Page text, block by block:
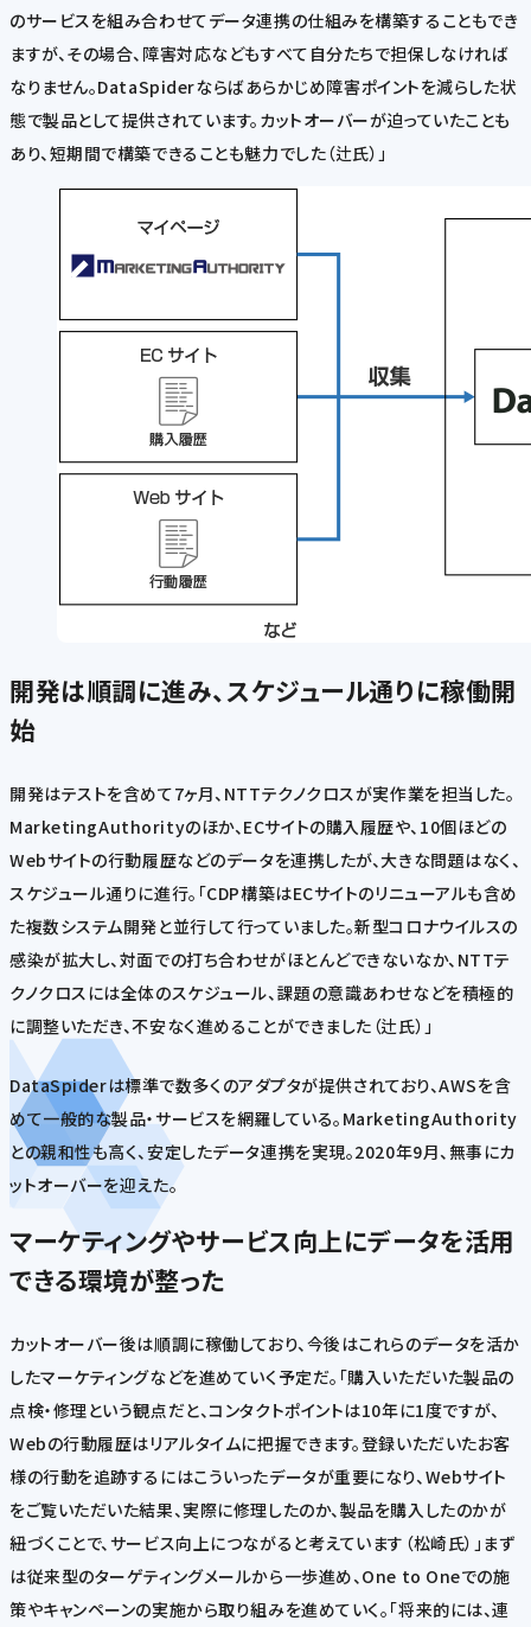
のサービスを組み合わせてデータ連携の仕組みを構築することもでき
ますが、その場合、障害対応などもすべて自分たちで担保しなければ
なりません。DataSpiderならばあらかじめ障害ポイントを減らした状
態で製品として提供されています。カットオーバーが迫っていたことも
あり、短期間で構築できることも魅力でした（辻氏）」
開発は順調に進み、スケジュール通りに稼働開
始
開発はテストを含めて7ヶ月、NTTテクノクロスが実作業を担当した。
MarketingAuthorityのほか、ECサイトの購入履歴や、10個ほどの
Webサイトの行動履歴などのデータを連携したが、大きな問題はなく、
スケジュール通りに進行。「CDP構築はECサイトのリニューアルも含め
た複数システム開発と並行して行っていました。新型コロナウイルスの
感染が拡大し、対面での打ち合わせがほとんどできないなか、NTTテ
クノクロスには全体のスケジュール、課題の意識あわせなどを積極的
に調整いただき、不安なく進めることができました（辻氏）」
DataSpiderは標準で数多くのアダプタが提供されており、AWSを含
めて一般的な製品・サービスを網羅している。MarketingAuthority
との親和性も高く、安定したデータ連携を実現。2020年9月、無事にカ
ットオーバーを迎えた。
マーケティングやサービス向上にデータを活用
できる環境が整った
カットオーバー後は順調に稼働しており、今後はこれらのデータを活か
したマーケティングなどを進めていく予定だ。「購入いただいた製品の
点検・修理という観点だと、コンタクトポイントは10年に1度ですが、
Webの行動履歴はリアルタイムに把握できます。登録いただいたお客
様の行動を追跡するにはこういったデータが重要になり、Webサイト
をご覧いただいた結果、実際に修理したのか、製品を購入したのかが
紐づくことで、サービス向上につながると考えています（松崎氏）」まず
は従来型のターゲティングメールから一歩進め、One to Oneでの施
策やキャンペーンの実施から取り組みを進めていく。「将来的には、連